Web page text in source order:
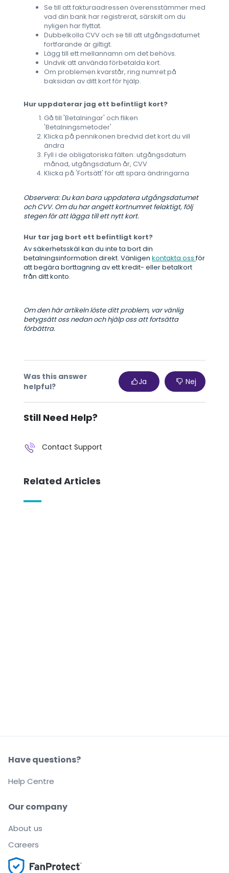
Se till att fakturaadressen överensstämmer med
vad din bank har registrerat, särskilt om du
nyligen har flyttat.
Dubbelkolla CVV och se till att utgångsdatumet
fortfarande är giltigt.
Lägg till ett mellannamn om det behövs.
Undvik att använda förbetalda kort.
Om problemen kvarstår, ring numret på
baksidan av ditt kort för hjälp.
Hur uppdaterar jag ett befintligt kort?
Gå till 'Betalningar' och fliken
'Betalningsmetoder'
Klicka på pennikonen bredvid det kort du vill
ändra
Fyll i de obligatoriska fälten: utgångsdatum
månad, utgångsdatum år, CVV
Klicka på 'Fortsätt' för att spara ändringarna
Observera: Du kan bara uppdatera utgångsdatumet
och CVV. Om du har angett kortnumret felaktigt, följ
stegen för att lägga till ett nytt kort.
Hur tar jag bort ett befintligt kort?
Av säkerhetsskäl kan du inte ta bort din
betalningsinformation direkt. Vänligen kontakta ossför
att begära borttagning av ett kredit- eller betalkort
från ditt konto.
Om den här artikeln löste ditt problem, var vänlig
betygsätt oss nedan och hjälp oss att fortsätta
förbättra.
Was this answer
helpful?
Ja Nej
Still Need Help?
Contact Support
Related Articles
Our company
About us
Careers
Have questions?
Help Centre